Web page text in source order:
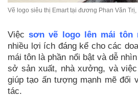
Vẽ logo siêu thị Emart tại đương Phan Văn Trị,
Việcsơn vẽ logo lên mái tôn
nhiều lợi ích đáng kể cho các
mái tôn là phần nổi bật và dễ
sở sản xuất, nhà xưởng, và
giúp tạo ấn tượng mạnh mẽ đối
tác.